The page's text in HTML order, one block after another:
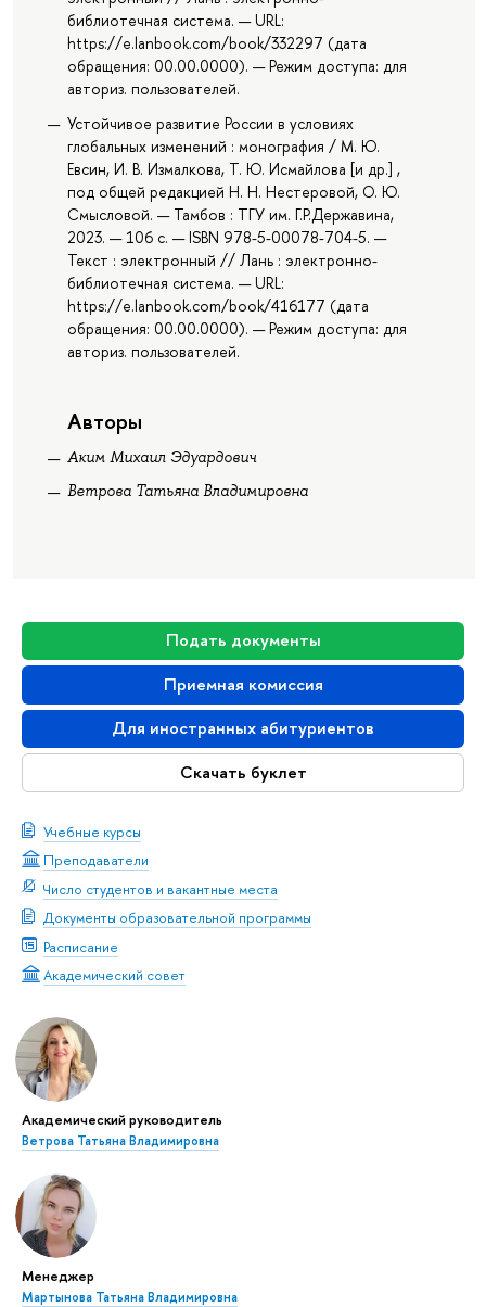
Подать документы
Приемная комиссия
Для иностранных абитуриентов
Скачать буклет
Учебные курсы
Преподаватели
Число студентов и вакантные места
Документы образовательной программы
Расписание
Академический совет
Академический руководитель
Ветрова Татьяна Владимировна
Менеджер
Мартынова Татьяна Владимировна
библиотечная система. — URL:
https://e.lanbook.com/book/332297 (дата
обращения: 00.00.0000). — Режим доступа: для
авториз. пользователей.
Устойчивое развитие России в условиях
глобальных изменений : монография / М. Ю.
Евсин, И. В. Измалкова, Т. Ю. Исмайлова [и др.] ,
под общей редакцией Н. Н. Нестеровой, О. Ю.
Смысловой. — Тамбов : ТГУ им. Г.Р.Державина,
2023. — 106 с. — ISBN 978-5-00078-704-5. —
Текст : электронный // Лань : электронно-
библиотечная система. — URL:
https://e.lanbook.com/book/416177 (дата
обращения: 00.00.0000). — Режим доступа: для
авториз. пользователей.
Авторы
Аким Михаил Эдуардович
Ветрова Татьяна Владимировна